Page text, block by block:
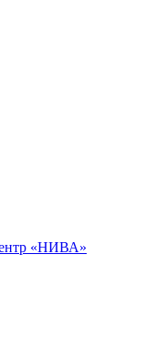
«НИВА»